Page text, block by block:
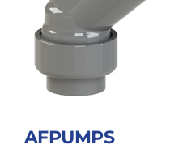
AFPUMPS